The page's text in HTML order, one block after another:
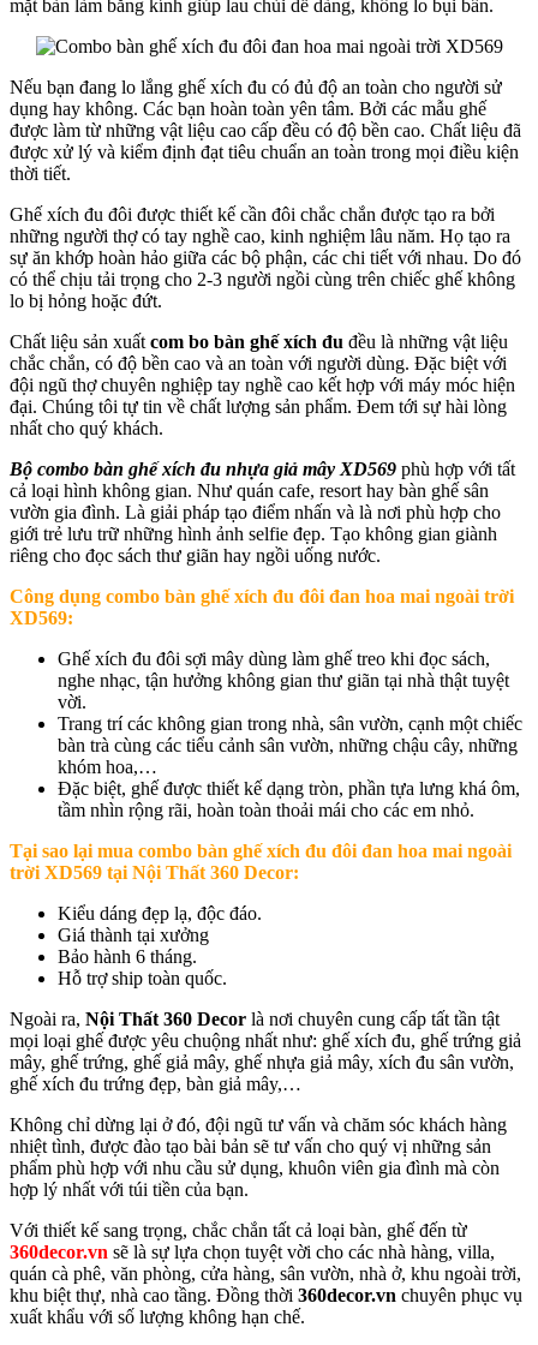
mặt bàn làm bằng kính giúp lau chùi dễ dàng, không lo bụi bẩn.
Nếu bạn đang lo lắng ghế xích đu có đủ độ an toàn cho người sử
dụng hay không. Các bạn hoàn toàn yên tâm. Bởi các mẫu ghế
được làm từ những vật liệu cao cấp đều có độ bền cao. Chất liệu đã
được xử lý và kiểm định đạt tiêu chuẩn an toàn trong mọi điều kiện
thời tiết.
Ghế xích đu đôi được thiết kế cần đôi chắc chắn được tạo ra bởi
những người thợ có tay nghề cao, kinh nghiệm lâu năm. Họ tạo ra
sự ăn khớp hoàn hảo giữa các bộ phận, các chi tiết với nhau. Do đó
có thể chịu tải trọng cho 2-3 người ngồi cùng trên chiếc ghế không
lo bị hỏng hoặc đứt.
Chất liệu sản xuất com bo bàn ghế xích đu đều là những vật liệu
chắc chắn, có độ bền cao và an toàn với người dùng. Đặc biệt với
đội ngũ thợ chuyên nghiệp tay nghề cao kết hợp với máy móc hiện
đại. Chúng tôi tự tin về chất lượng sản phẩm. Đem tới sự hài lòng
nhất cho quý khách.
Bộ combo bàn ghế xích đu nhựa giả mây XD569 phù hợp với tất
cả loại hình không gian. Như quán cafe, resort hay bàn ghế sân
vườn gia đình. Là giải pháp tạo điểm nhấn và là nơi phù hợp cho
giới trẻ lưu trữ những hình ảnh selfie đẹp. Tạo không gian giành
riêng cho đọc sách thư giãn hay ngồi uống nước.
Công dụng combo bàn ghế xích đu đôi đan hoa mai ngoài trời
XD569:
Ghế xích đu đôi sợi mây dùng làm ghế treo khi đọc sách,
nghe nhạc, tận hưởng không gian thư giãn tại nhà thật tuyệt
vời.
Trang trí các không gian trong nhà, sân vườn, cạnh một chiếc
bàn trà cùng các tiểu cảnh sân vườn, những chậu cây, những
khóm hoa,…
Đặc biệt, ghế được thiết kế dạng tròn, phần tựa lưng khá ôm,
tầm nhìn rộng rãi, hoàn toàn thoải mái cho các em nhỏ.
Tại sao lại mua combo bàn ghế xích đu đôi đan hoa mai ngoài
trời XD569 tại Nội Thất 360 Decor:
Kiểu dáng đẹp lạ, độc đáo.
Giá thành tại xưởng
Bảo hành 6 tháng.
Hỗ trợ ship toàn quốc.
Ngoài ra, Nội Thất 360 Decor là nơi chuyên cung cấp tất tần tật
mọi loại ghế được yêu chuộng nhất như: ghế xích đu, ghế trứng giả
mây, ghế trứng, ghế giả mây, ghế nhựa giả mây, xích đu sân vườn,
ghế xích đu trứng đẹp, bàn giả mây,…
Không chỉ dừng lại ở đó, đội ngũ tư vấn và chăm sóc khách hàng
nhiệt tình, được đào tạo bài bản sẽ tư vấn cho quý vị những sản
phẩm phù hợp với nhu cầu sử dụng, khuôn viên gia đình mà còn
hợp lý nhất với túi tiền của bạn.
Với thiết kế sang trọng, chắc chắn tất cả loại bàn, ghế đến từ
360decor.vn sẽ là sự lựa chọn tuyệt vời cho các nhà hàng, villa,
quán cà phê, văn phòng, cửa hàng, sân vườn, nhà ở, khu ngoài trời,
khu biệt thự, nhà cao tầng. Đồng thời 360decor.vn chuyên phục vụ
xuất khẩu với số lượng không hạn chế.